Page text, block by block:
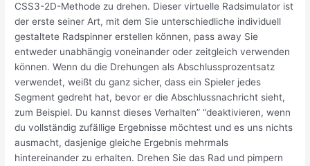
CSS3-2D-Methode zu drehen. Dieser virtuelle Radsimulator ist
der erste seiner Art, mit dem Sie unterschiedliche individuell
gestaltete Radspinner erstellen können, pass away Sie
entweder unabhängig voneinander oder zeitgleich verwenden
können. Wenn du die Drehungen als Abschlussprozentsatz
verwendet, weißt du ganz sicher, dass ein Spieler jedes
Segment gedreht hat, bevor er die Abschlussnachricht sieht,
zum Beispiel. Du kannst dieses Verhalten” “deaktivieren, wenn
du vollständig zufällige Ergebnisse möchtest und es uns nichts
ausmacht, dasjenige gleiche Ergebnis mehrmals
hintereinander zu erhalten. Drehen Sie das Rad und pimpern